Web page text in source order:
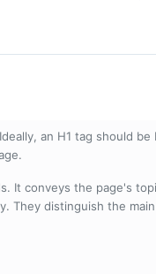
an H1 tag should be
It conveys the page's
They distinguish the